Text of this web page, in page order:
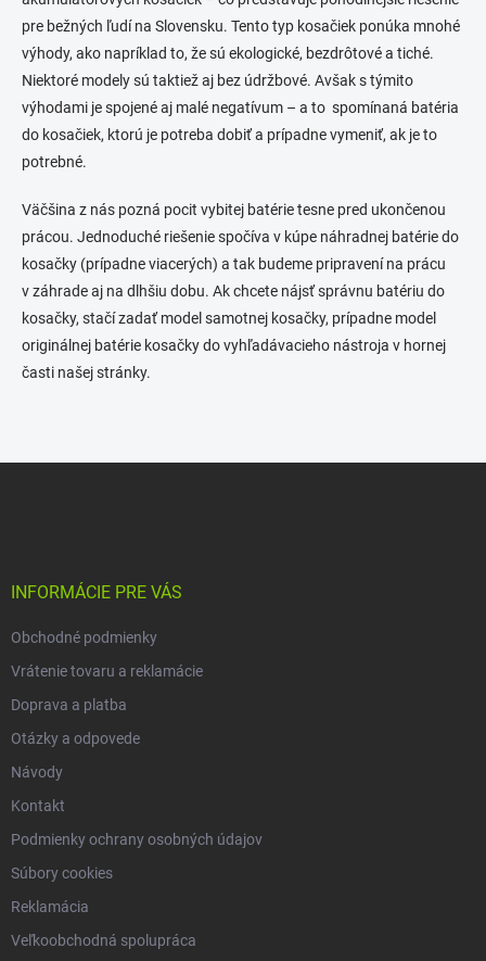
p
r
v
k
y
v
ý
u
pre bežných ľudí na Slovensku. Tento typ kosačiek ponúka mnohé
výhody, ako napríklad to, že sú ekologické, bezdrôtové a tiché.
Niektoré modely sú taktiež aj bez údržbové. Avšak s týmito
výhodami je spojené aj malé negatívum – a to spomínaná batéria
do kosačiek, ktorú je potreba dobiť a prípadne vymeniť, ak je to
potrebné.
Väčšina z nás pozná pocit vybitej batérie tesne pred ukončenou
prácou. Jednoduché riešenie spočíva v kúpe náhradnej batérie do
kosačky (prípadne viacerých) a tak budeme pripravení na prácu
v záhrade aj na dlhšiu dobu. Ak chcete nájsť správnu batériu do
kosačky, stačí zadať model samotnej kosačky, prípadne model
originálnej batérie kosačky do vyhľadávacieho nástroja v hornej
časti našej stránky.
INFORMÁCIE PRE VÁS
Obchodné podmienky
Vrátenie tovaru a reklamácie
Doprava a platba
Otázky a odpovede
Návody
Kontakt
Podmienky ochrany osobných údajov
Súbory cookies
Reklamácia
Veľkoobchodná spolupráca